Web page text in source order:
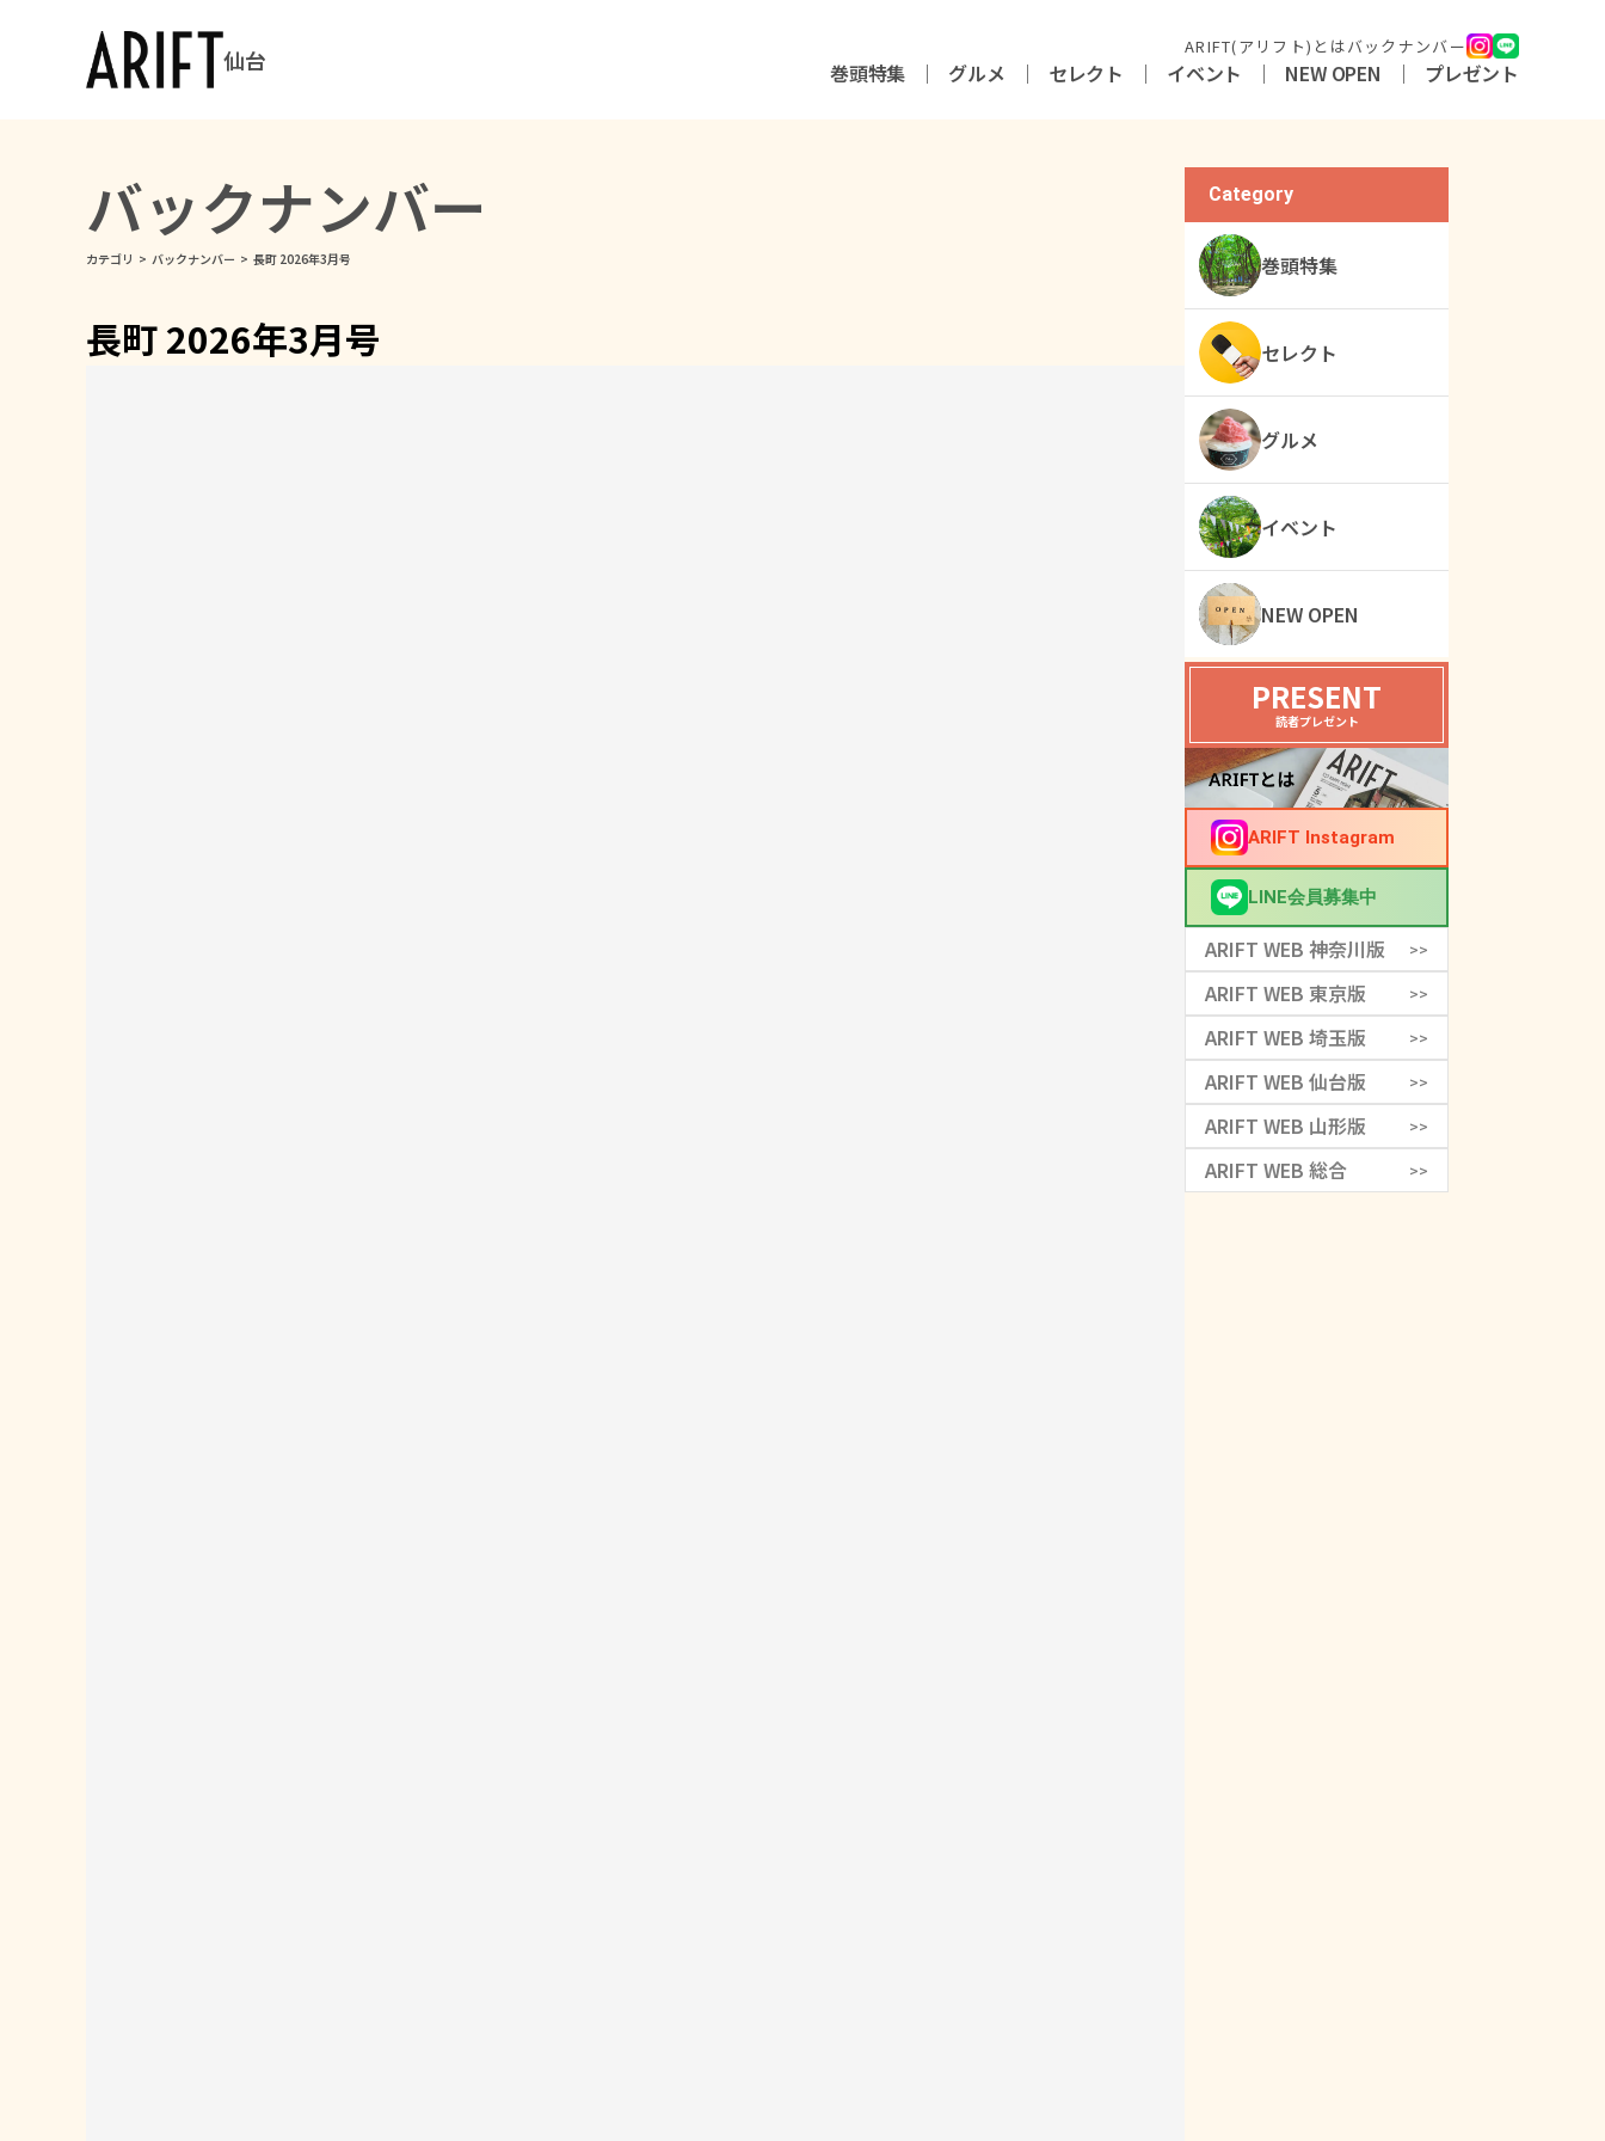
仙台 ARIFT(アリフト)とはバックナンバー
巻頭特集 グルメ セレクト イベント NEW OPEN プレゼント
バックナンバー
カテゴリ > バックナンバー > 長町 2026年3月号
長町 2026年3月号
Category
巻頭特集
セレクト
グルメ
イベント
NEW OPEN
PRESENT
読者プレゼント
ARIFT Instagram
LINE会員募集中
ARIFT WEB 神奈川版 >>
ARIFT WEB 東京版 >>
ARIFT WEB 埼玉版 >>
ARIFT WEB 仙台版 >>
ARIFT WEB 山形版 >>
ARIFT WEB 総合 >>